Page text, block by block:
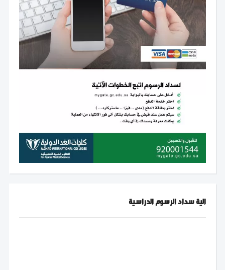
الية سداد الرسوم الدراسية